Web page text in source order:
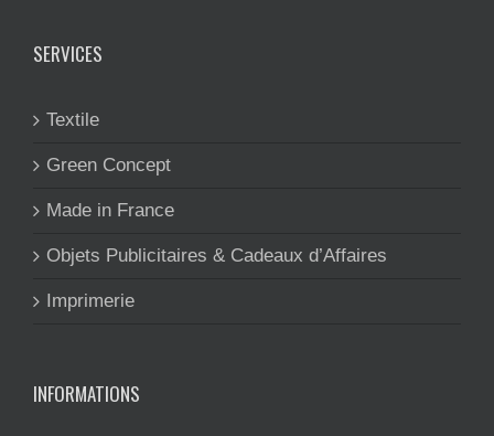
SERVICES
Textile
Green Concept
Made in France
Objets Publicitaires & Cadeaux d’Affaires
Imprimerie
INFORMATIONS